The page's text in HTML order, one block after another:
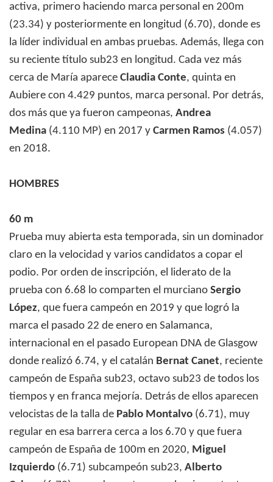
activa, primero haciendo marca personal en 200m
(23.34) y posteriormente en longitud (6.70), donde es
la líder individual en ambas pruebas. Además, llega con
su reciente título sub23 en longitud. Cada vez más
cerca de María aparece Claudia Conte, quinta en
Aubiere con 4.429 puntos, marca personal. Por detrás,
dos más que ya fueron campeonas, Andrea
Medina (4.110 MP) en 2017 y Carmen Ramos (4.057)
en 2018.
HOMBRES
60 m
Prueba muy abierta esta temporada, sin un dominador
claro en la velocidad y varios candidatos a copar el
podio. Por orden de inscripción, el liderato de la
prueba con 6.68 lo comparten el murciano Sergio
López, que fuera campeón en 2019 y que logró la
marca el pasado 22 de enero en Salamanca,
internacional en el pasado European DNA de Glasgow
donde realizó 6.74, y el catalán Bernat Canet, reciente
campeón de España sub23, octavo sub23 de todos los
tiempos y en franca mejoría. Detrás de ellos aparecen
velocistas de la talla de Pablo Montalvo (6.71), muy
regular en esa barrera cerca a los 6.70 y que fuera
campeón de España de 100m en 2020, Miguel
Izquierdo (6.71) subcampeón sub23, Alberto